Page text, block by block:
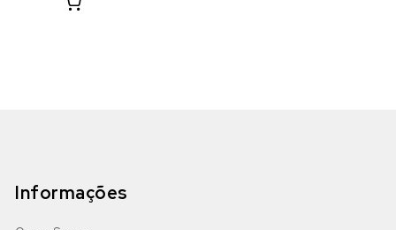
Informações